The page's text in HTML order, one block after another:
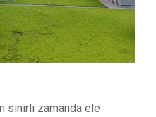
zamanda ele